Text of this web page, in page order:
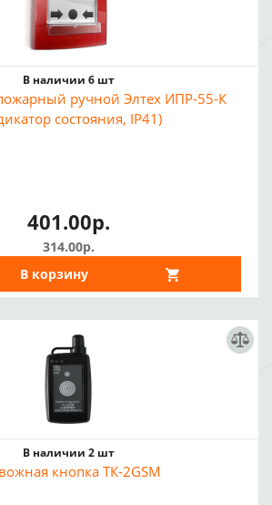
В наличии 6 шт
ручной Элтех ИПР-55-К
состояния, IP41)
401.00р.
314.00р.
В корзину
В наличии 2 шт
кнопка ТК-2GSM